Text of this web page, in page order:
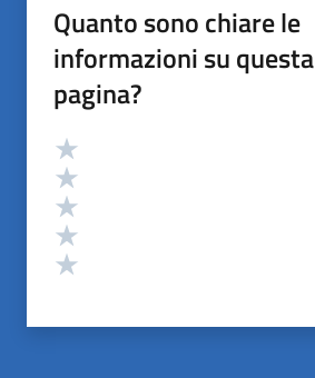
Quanto sono chiare le
informazioni su questa
pagina?
Valutazione